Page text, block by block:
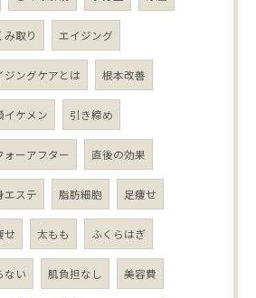
み取り エイジング
ジングケアとは 根本改善
イケメン 引き締め
ォーアフター 直後の効果
エステ 脂肪細胞 足痩せ
せ 太もも ふくらはぎ
ない 肌負担なし 美容費